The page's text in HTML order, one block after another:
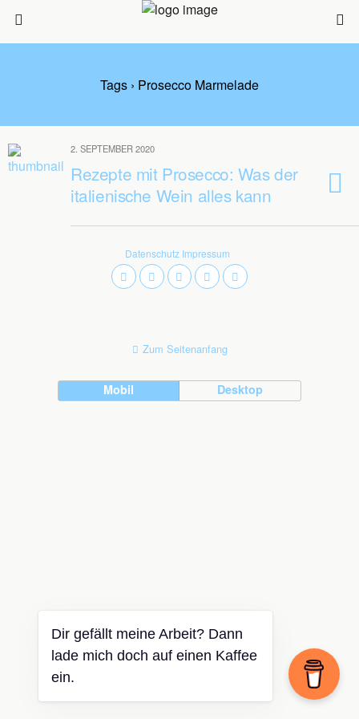
Tags › Prosecco Marmelade
2. SEPTEMBER 2020
Rezepte mit Prosecco: Was der
italienische Wein alles kann
Datenschutz Impressum
Zum Seitenanfang
Mobil Desktop
Dir gefällt meine Arbeit? Dann
lade mich doch auf einen Kaffee
ein.